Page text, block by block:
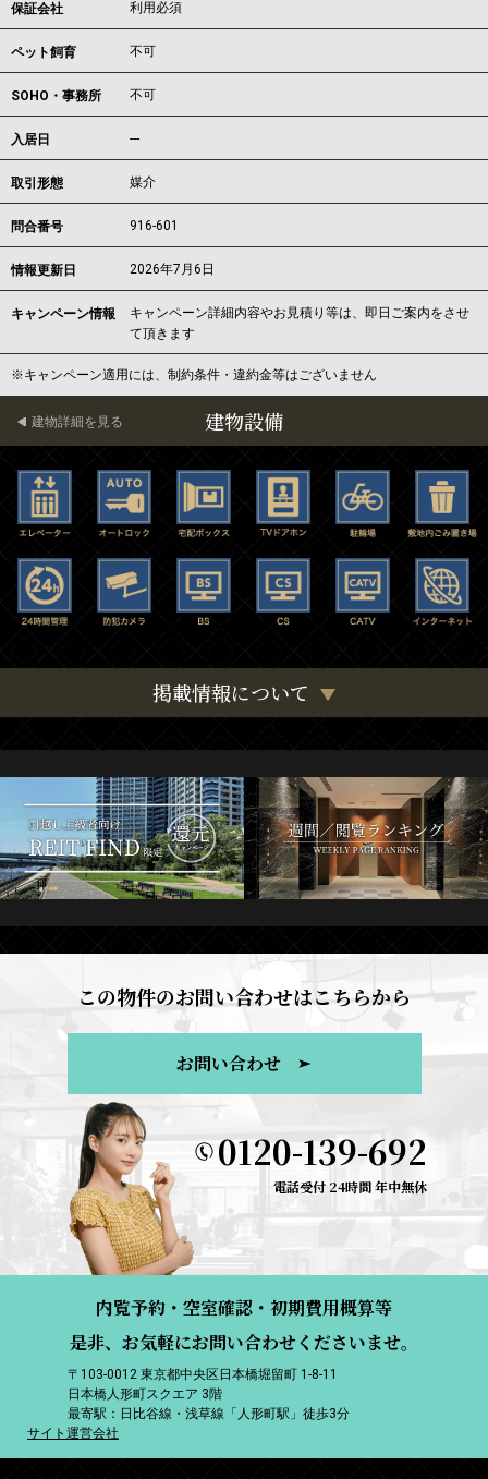
保証会社 利用必須
ペット飼育 不可
SOHO・事務所 不可
入居日 ---
取引形態 媒介
問合番号 916-601
情報更新日 2026年7月6日
キャンペーン情報
キャンペーン詳細内容やお見積り等は、即日ご案内をさせ
て頂きます
※キャンペーン適用には、制約条件・違約金等はございません
建物設備
建物詳細を見る
掲載情報について
この物件のお問い合わせはこちらから
お問い合わせ
0120-139-692
電話受付 24時間 年中無休
内覧予約・空室確認・初期費用概算等
是非、お気軽にお問い合わせくださいませ。
〒103-0012 東京都中央区日本橋堀留町 1-8-11
日本橋人形町スクエア 3階
最寄駅：日比谷線・浅草線「人形町駅」徒歩3分
サイト運営会社